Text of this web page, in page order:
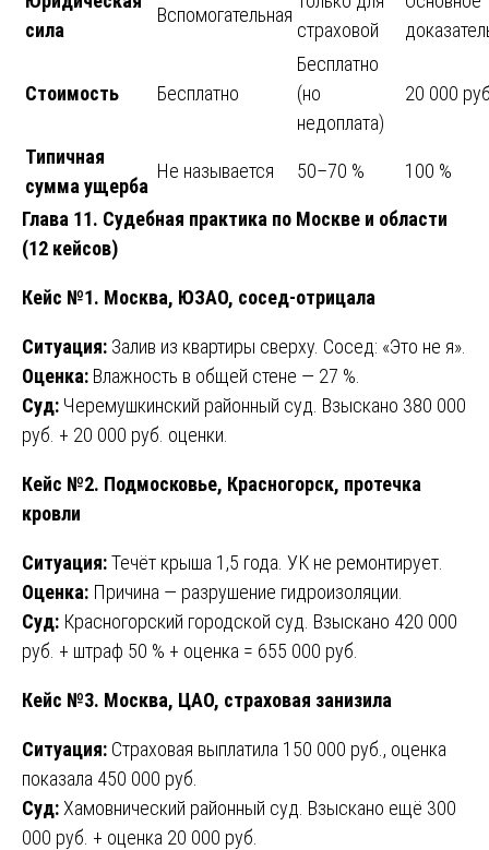
сила
Вспомогательная
страховой
Стоимость Бесплатно
Бесплатно
(но
недоплата)
20 000
Типичная
сумма ущерба
Не называется 50–70 % 100 %
Глава 11. Судебная практика по Москве и области
(12 кейсов)
Кейс №1. Москва, ЮЗАО, сосед-отрицала
Ситуация: Залив из квартиры сверху. Сосед: «Это не я».
Оценка: Влажность в общей стене — 27 %.
Суд: Черемушкинский районный суд. Взыскано 380 000
руб. + 20 000 руб. оценки.
Кейс №2. Подмосковье, Красногорск, протечка
кровли
Ситуация:Течёт крыша 1,5 года. УК не ремонтирует.
Оценка: Причина — разрушение гидроизоляции.
Суд: Красногорский городской суд. Взыскано 420 000
руб. + штраф 50 % + оценка = 655 000 руб.
Кейс №3. Москва, ЦАО, страховая занизила
Ситуация: Страховая выплатила 150 000 руб., оценка
показала 450 000 руб.
Суд:Хамовнический районный суд. Взыскано ещё 300
000 руб. + оценка 20 000 руб.